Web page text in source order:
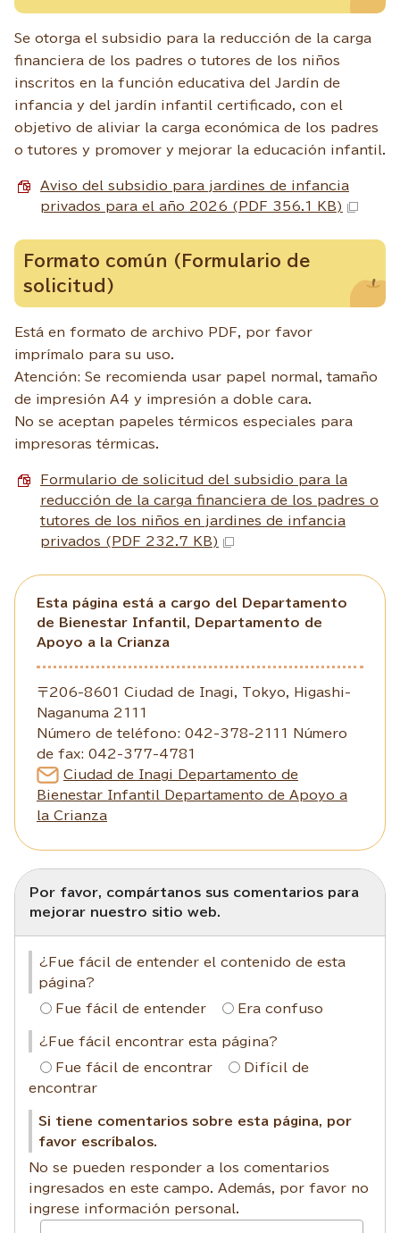
Se otorga el subsidio para la reducción de la carga
financiera de los padres o tutores de los niños
inscritos en la función educativa del Jardín de
infancia y del jardín infantil certificado, con el
objetivo de aliviar la carga económica de los padres
o tutores y promover y mejorar la educación infantil.
Aviso del subsidio para jardines de infancia
privados para el año 2026 (PDF 356.1 KB)
Formato común (Formulario de
solicitud)
Está en formato de archivo PDF, por favor
imprímalo para su uso.
Atención: Se recomienda usar papel normal, tamaño
de impresión A4 y impresión a doble cara.
No se aceptan papeles térmicos especiales para
impresoras térmicas.
Formulario de solicitud del subsidio para la
reducción de la carga financiera de los padres o
tutores de los niños en jardines de infancia
privados (PDF 232.7 KB)
Esta página está a cargo del Departamento
de Bienestar Infantil, Departamento de
Apoyo a la Crianza
〒206-8601 Ciudad de Inagi, Tokyo, Higashi-
Naganuma 2111
Número de teléfono: 042-378-2111 Número
de fax: 042-377-4781
Ciudad de Inagi Departamento de
Bienestar Infantil Departamento de Apoyo a
la Crianza
Por favor, compártanos sus comentarios para
mejorar nuestro sitio web.
¿Fue fácil de entender el contenido de esta
página?
Fue fácil de entender Era confuso
¿Fue fácil encontrar esta página?
Fue fácil de encontrar
Difícil de
encontrar
Si tiene comentarios sobre esta página, por
favor escríbalos.
No se pueden responder a los comentarios
ingresados en este campo. Además, por favor no
ingrese información personal.